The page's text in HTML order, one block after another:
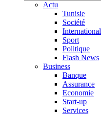
Actu
Tunisie
Société
International
Sport
Politique
Flash News
Business
Banque
Assurance
Economie
Start-up
Services